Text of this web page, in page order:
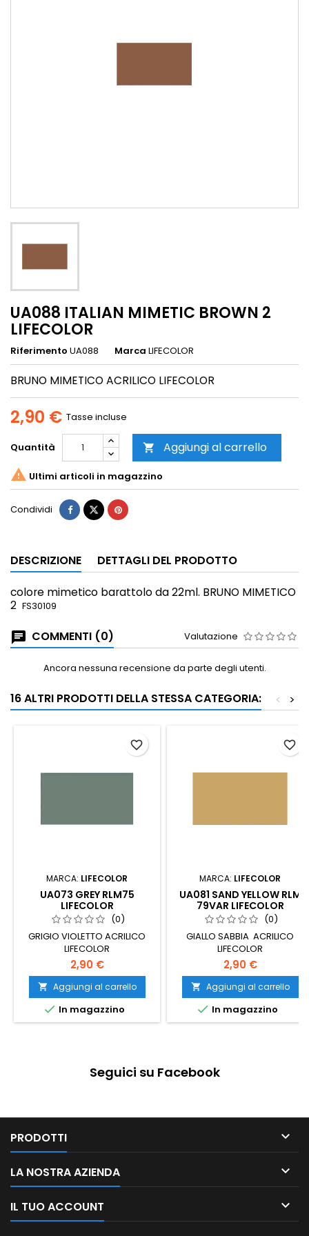
UA088 ITALIAN MIMETIC BROWN 2
LIFECOLOR
Riferimento UA088 Marca LIFECOLOR
BRUNO MIMETICO ACRILICO LIFECOLOR
2,90 € Tasse incluse
Quantità  Aggiungi al carrello
 Ultimi articoli in magazzino
Condividi
DESCRIZIONE DETTAGLI DEL PRODOTTO
colore mimetico barattolo da 22ml. BRUNO MIMETICO
2 FS30109
COMMENTI (0) Valutazione
Ancora nessuna recensione da parte degli utenti.
16 ALTRI PRODOTTI DELLA STESSA CATEGORIA: >
<
MARCA: LIFECOLOR
UA073 GREY RLM75
LIFECOLOR
(0)
GRIGIO VIOLETTO ACRILICO
LIFECOLOR
2,90 €
 Aggiungi al carrello
 In magazzino
favorite_border
MARCA: LIFECOLOR
UA081 SAND YELLOW RLM
79VAR LIFECOLOR
(0)
GIALLO SABBIA ACRILICO
LIFECOLOR
2,90 €
 Aggiungi al carrello
 In magazzino
favorite_border
Seguici su Facebook
PRODOTTI 
LA NOSTRA AZIENDA 
IL TUO ACCOUNT 